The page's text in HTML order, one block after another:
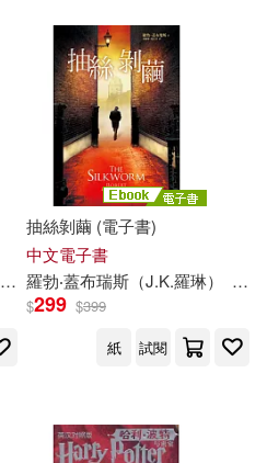
林靜華 趙丕慧
抽絲剝繭 (電子書)
中文電子書
羅勃‧蓋布瑞斯（J.K.羅琳） 林
$299 $399
紙
試閱